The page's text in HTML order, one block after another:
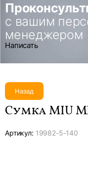
с вашим
менеджером
Написать
Назад
Сумка MIU
Артикул: 19982-5-140